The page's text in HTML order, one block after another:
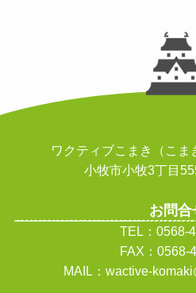
ワクティブこまき（こま
小牧市小牧3丁目
お問合
TEL：0568-
FAX：0568-
MAIL：wactive-